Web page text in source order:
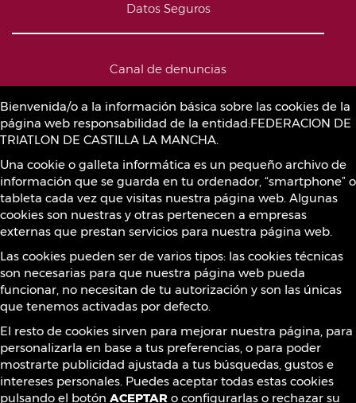
Bienvenida/o a la información básica sobre las cookies de la
página web responsabilidad de la entidad:FEDERACION DE
TRIATLON DE CASTILLA LA MANCHA.
Una cookie o galleta informática es un pequeño archivo de
información que se guarda en tu ordenador, “smartphone” o
tableta cada vez que visitas nuestra página web. Algunas
cookies son nuestras y otras pertenecen a empresas
externas que prestan servicios para nuestra página web.
Las cookies pueden ser de varios tipos: las cookies técnicas
son necesarias para que nuestra página web pueda
funcionar, no necesitan de tu autorización y son las únicas
que tenemos activadas por defecto.
El resto de cookies sirven para mejorar nuestra página, para
personalizarla en base a tus preferencias, o para poder
mostrarte publicidad ajustada a tus búsquedas, gustos e
intereses personales. Puedes aceptar todas estas cookies
pulsando el botón ACEPTAR o configurarlas o rechazar su
Datos Seguros
Canal de denuncias
Política de Cookies
Sustancias prohibidas
Contacto
¡Síguenos!